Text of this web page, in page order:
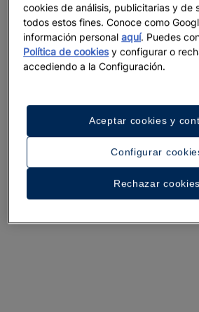
Un paseo por el hotel
Ver 32 fotos y vídeos
cookies de análisis, publicitarias y de
todos estos fines. Conoce como
información personalaquí. Puedes
Política de cookiesy configurar o
accediendo a la Configuración.
Configurar
Rechazar cookies
Aceptar cookies y